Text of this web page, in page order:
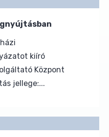
kiíró
Központ
jellege:...